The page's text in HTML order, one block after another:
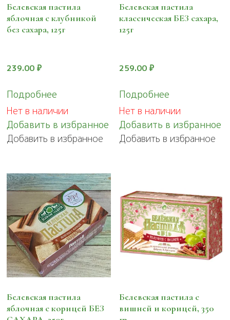
Белевская пастила
яблочная с клубникой
без сахара, 125г
239.00 ₽
Подробнее
Нет в наличии
Добавить в избранное
Добавить в избранное
Белевская пастила
классическая БЕЗ сахара,
125г
259.00₽
Подробнее
Нет в наличии
Добавить в избранное
Добавить в избранное
Белевская пастила
яблочная с корицей БЕЗ
Белевская пастила с
вишней и корицей, 350